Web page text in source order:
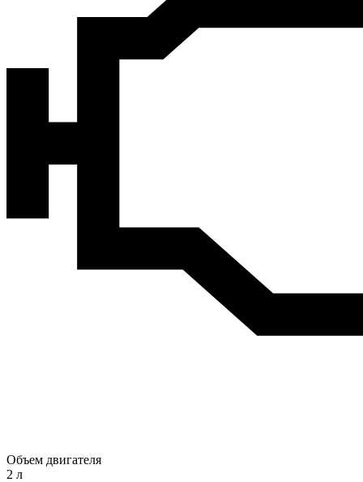
Объем двигателя
2 л